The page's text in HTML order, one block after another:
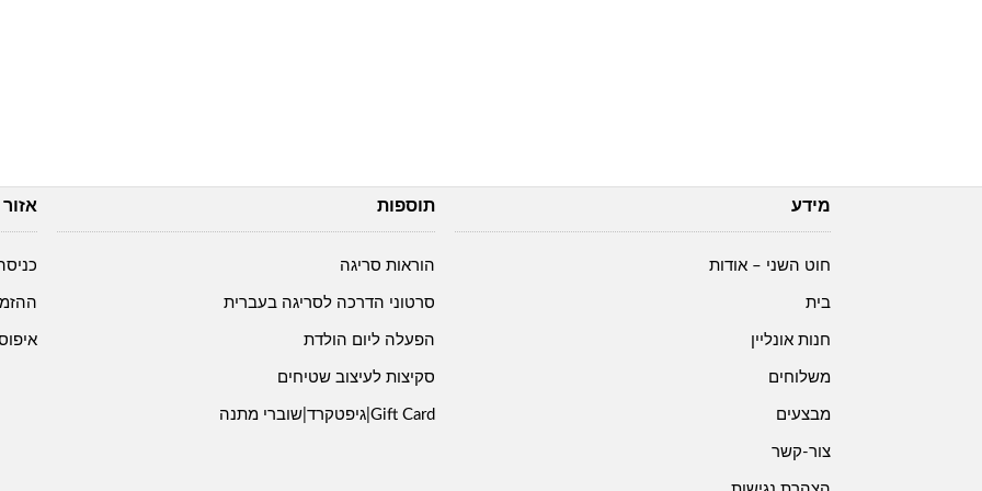
מידע
חוט השני – אודות
בית
חנות אונליין
משלוחים
מבצעים
צור-קשר
תוספות
הוראות סריגה
סרטוני הדרכה לסריגה בעברית
הפעלה ליום הולדת
סקיצות לעיצוב שטיחים
Gift Card|גיפטקרד|שוברי מתנה